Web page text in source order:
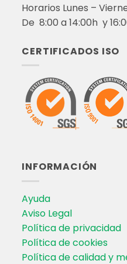
Horarios Lunes –
De 8:00 a 14:00h y
CERTIFICADOS ISO
INFORMACIÓN
Ayuda
Aviso Legal
Política de privacidad
Política de cookies
Política de calidad y